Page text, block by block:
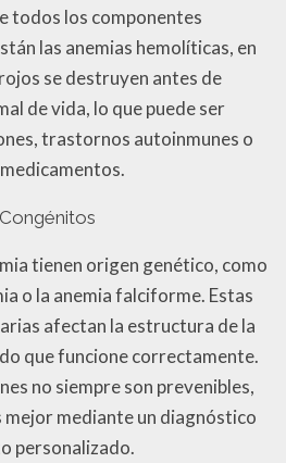
todos los componentes
las anemias hemolíticas, en
se destruyen antes de
de vida, lo que puede ser
trastornos autoinmunes o
tienen origen genético, como
o la anemia falciforme. Estas
afectan la estructura de la
que funcione correctamente.
no siempre son prevenibles,
mediante un diagnóstico
personalizado.